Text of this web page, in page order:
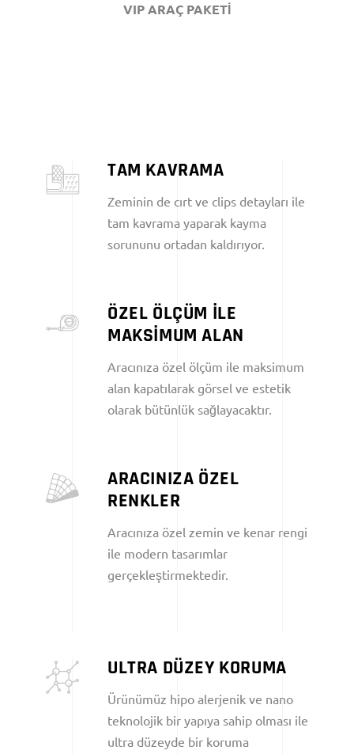
VIP ARAÇ PAKETİ
TAM KAVRAMA
Zeminin de cırt ve clips detayları ile
tam kavrama yaparak kayma
sorununu ortadan kaldırıyor.
ÖZEL ÖLÇÜM İLE
MAKSİMUM ALAN
Aracınıza özel ölçüm ile maksimum
alan kapatılarak görsel ve estetik
olarak bütünlük sağlayacaktır.
ARACINIZA ÖZEL
RENKLER
Aracınıza özel zemin ve kenar rengi
ile modern tasarımlar
gerçekleştirmektedir.
ULTRA DÜZEY KORUMA
Ürünümüz hipo alerjenik ve nano
teknolojik bir yapıya sahip olması ile
ultra düzeyde bir koruma